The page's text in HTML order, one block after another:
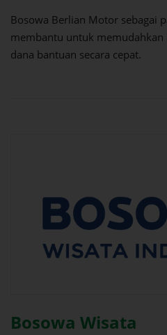
Bosowa Berlian Motor sebagai
membantu untuk
dana bantuan secara cepat.
Bosowa Wisata